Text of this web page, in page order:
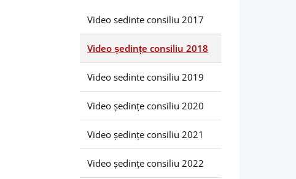
Video sedinte consiliu 2017
Video ședințe consiliu 2018
Video sedinte consiliu 2019
Video ședințe consiliu 2020
Video ședințe consiliu 2021
Video ședințe consiliu 2022